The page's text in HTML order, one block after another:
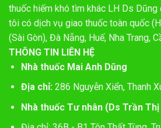
thuốc hiếm khó tìm khác LH Ds
tôi có dịch vụ giao thuốc toàn quốc
(Sài Gòn), Đà Nẵng, Huế, Nha Trang,
THÔNG TIN LIÊN HỆ
Nhà thuốc Mai Anh Dũng
Địa chỉ:286 Nguyễn Xiển, Thanh
Nhà thuốc Tư nhân (Ds Trần